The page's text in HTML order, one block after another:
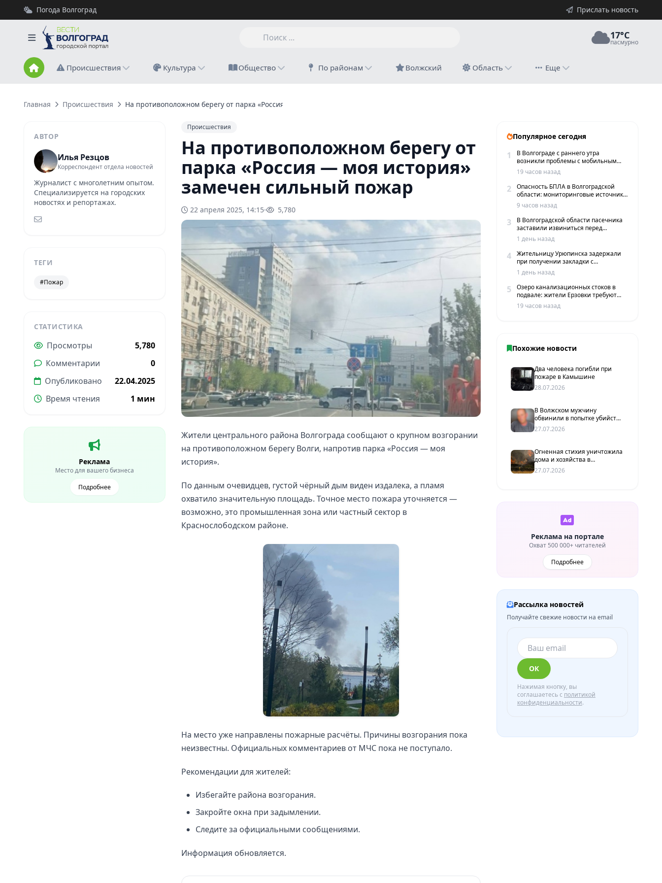
Погода Волгоград Прислать новость
17°C
пасмурно
Происшествия Культура Общество По районам Волжский Область Еще
Главная Происшествия На противоположном берегу от парка «Россия — моя история» замечен сильный пожар
АВТОР
Илья Резцов
Корреспондент отдела новостей
Журналист с многолетним опытом.
Специализируется на городских
новостях и репортажах.
ТЕГИ
#Пожар
СТАТИСТИКА
Просмотры
5,780
Комментарии
0
Опубликовано
22.04.2025
Время чтения
1 мин
Реклама
Место для вашего бизнеса
Подробнее
Происшествия
На противоположном берегу от
парка «Россия — моя история»
замечен сильный пожар
22 апреля 2025, 14:15 5,780
Жители центрального района Волгограда сообщают о крупном возгорании
на противоположном берегу Волги, напротив парка «Россия — моя
история».
По данным очевидцев, густой чёрный дым виден издалека, а пламя
охватило значительную площадь. Точное место пожара уточняется —
возможно, это промышленная зона или частный сектор в
Краснослободском районе.
На место уже направлены пожарные расчёты. Причины возгорания пока
неизвестны. Официальных комментариев от МЧС пока не поступало.
Рекомендации для жителей:
Избегайте района возгорания.
Закройте окна при задымлении.
Следите за официальными сообщениями.
Информация обновляется.
Популярное сегодня
1
В Волгограде с раннего утра
возникли проблемы с мобильным
интернетом и сервисами такси
19 часов назад
2
Опасность БПЛА в Волгоградской
области: мониторинговые источники
сообщают о пролетах беспилотников
9 часов назад
3
В Волгоградской области пасечника
заставили извиниться перед
жителями хутора
1 день назад
4
Жительницу Урюпинска задержали
при получении закладки с
мефедроном в Волгограде
1 день назад
5
Озеро канализационных стоков в
подвале: жители Ерзовки требуют
срочных мер
19 часов назад
Похожие новости
Два человека погибли при
пожаре в Камышине
28.07.2026
В Волжском мужчину
обвинили в попытке убийства
супруги после семейного
конфликта
27.07.2026
Огненная стихия уничтожила
дома и хозяйства в
Волгоградской области: за
сутки произошло 24 пожара
27.07.2026
Реклама на портале
Охват 500 000+ читателей
Подробнее
Рассылка новостей
Получайте свежие новости на email
ОК
Нажимая кнопку, вы
соглашаетесь с политикой
конфиденциальности.